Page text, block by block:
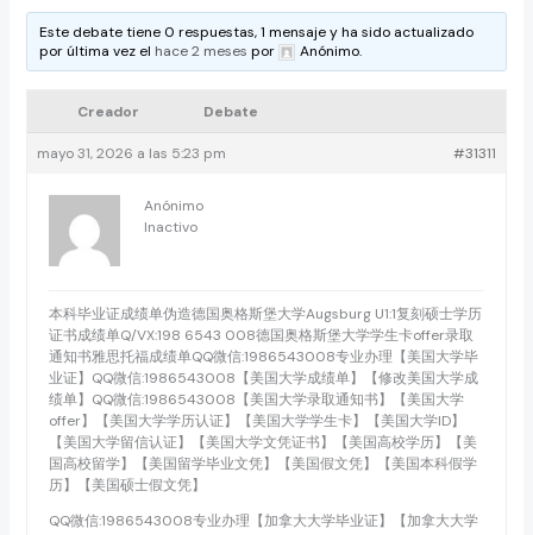
Este debate tiene 0 respuestas, 1 mensaje y ha sido actualizado
por última vez el hace 2 meses por Anónimo.
Creador Debate
mayo 31, 2026 a las 5:23 pm #31311
Anónimo
Inactivo
本科毕业证成绩单伪造德国奥格斯堡大学Augsburg U1:1复刻硕士学历
证书成绩单Q/VX:198 6543 008德国奥格斯堡大学学生卡offer录取
通知书雅思托福成绩单QQ微信:1986543008专业办理【美国大学毕
业证】QQ微信:1986543008【美国大学成绩单】【修改美国大学成
绩单】QQ微信:1986543008【美国大学录取通知书】【美国大学
offer】【美国大学学历认证】【美国大学学生卡】【美国大学ID】
【美国大学留信认证】【美国大学文凭证书】【美国高校学历】【美
国高校留学】【美国留学毕业文凭】【美国假文凭】【美国本科假学
历】【美国硕士假文凭】
QQ微信:1986543008专业办理【加拿大大学毕业证】【加拿大大学